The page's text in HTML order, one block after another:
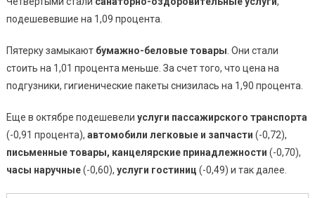
подешевевшие на 1,09 процента.
Пятерку замыкают бумажно-беловые товары . Они стали
стоить на 1,01 процента меньше. За счет того, что цена на
подгузники, гигиенические пакеты снизилась на 1,90 процента.
Еще в октябре подешевели услуги пассажирского транспорта
(-0,91 процента), автомобили легковые и запчасти (-0,72),
письменные товары, канцелярские принадлежности (-0,70),
часы наручные(-0,60), услуги гостиниц (-0,49) и так далее.